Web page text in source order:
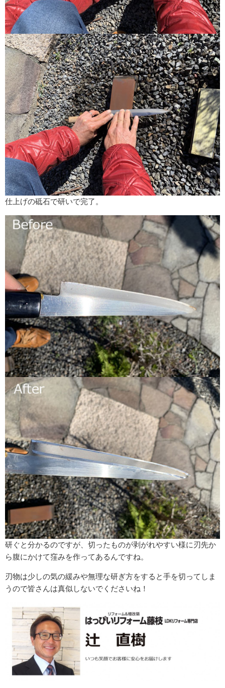
仕上げの砥石で研いで完了。
研ぐと分かるのですが、切ったものが剥がれやすい様に刃先か
ら腹にかけて窪みを作ってあるんですね。
刃物は少しの気の緩みや無理な研ぎ方をすると手を切ってしま
うので皆さんは真似しないでくださいね！